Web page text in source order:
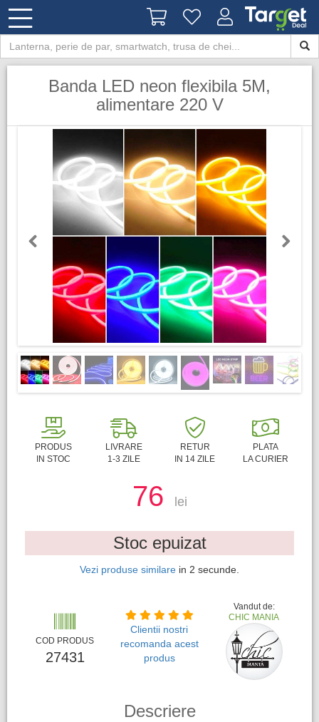
Banda LED neon flexibila 5M,
alimentare 220 V
Previous
PRODUS
IN STOC
LIVRARE
1-3 ZILE
RETUR
IN 14 ZILE
PLATA
LA CURIER
76 lei
Stoc epuizat
Vezi produse similare in 1 secunde.
COD PRODUS
27431
Clientii nostri
recomanda acest
produs
Vandut de:
CHIC MANIA
Descriere